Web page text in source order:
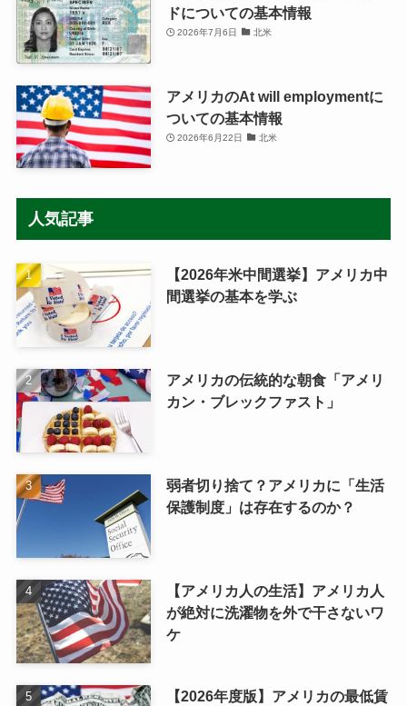
ドについての基本情報
2026年7月6日 北米
アメリカのAt will employmentに
ついての基本情報
2026年6月22日 北米
人気記事
【2026年米中間選挙】アメリカ中
間選挙の基本を学ぶ
アメリカの伝統的な朝食「アメリ
カン・ブレックファスト」
弱者切り捨て？アメリカに「生活
保護制度」は存在するのか？
【アメリカ人の生活】アメリカ人
が絶対に洗濯物を外で干さないワ
ケ
【2026年度版】アメリカの最低賃